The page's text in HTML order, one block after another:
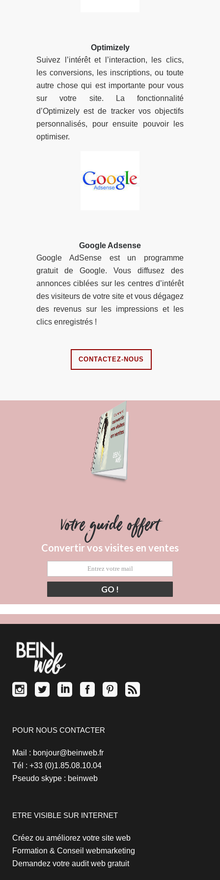
Optimizely
Suivez l’intérêt et l’interaction, les clics,
les conversions, les inscriptions, ou toute
autre chose qui est importante pour vous
sur votre site. La fonctionnalité
d’Optimizely est de tracker vos objectifs
personnalisés, pour ensuite pouvoir les
optimiser.
Google Adsense
Google AdSense est un programme
gratuit de Google. Vous diffusez des
annonces ciblées sur les centres d’intérêt
des visiteurs de votre site et vous dégagez
des revenus sur les impressions et les
clics enregistrés !
CONTACTEZ-NOUS
Votre guide offert
Convertir vos visites en ventes
GO !
POUR NOUS CONTACTER
Mail : bonjour@beinweb.fr
Tél : +33 (0)1.85.08.10.04
Pseudo skype : beinweb
ETRE VISIBLE SUR INTERNET
Créez ou améliorez votre site web
Formation & Conseil webmarketing
Demandez votre audit web gratuit